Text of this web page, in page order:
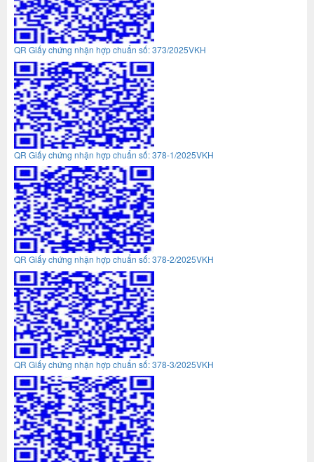
QR Giấy chứng nhận hợp chuẩn số: 373/2025VKH
QR Giấy chứng nhận hợp chuẩn số: 378-1/2025VKH
QR Giấy chứng nhận hợp chuẩn số: 378-2/2025VKH
QR Giấy chứng nhận hợp chuẩn số: 378-3/2025VKH